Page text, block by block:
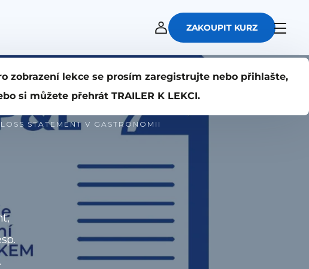
ZAKOUPIT KURZ
zobrazení lekce se prosím zaregistrujte nebo přihlašte,
si můžete přehrát TRAILER K LEKCI.
STATEMENT V GASTRONOMII